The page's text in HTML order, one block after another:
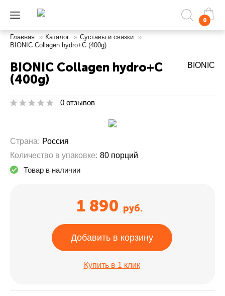
0
Главная » Каталог » Суставы и связки
»
BIONIC Collagen hydro+C (400g)
BIONIC Collagen hydro+C
(400g)
BIONIC
0 отзывов
Страна: Россия
Количество в упаковке: 80 порций
Товар в наличии
1 890 руб.
Добавить в корзину
Купить в 1 клик